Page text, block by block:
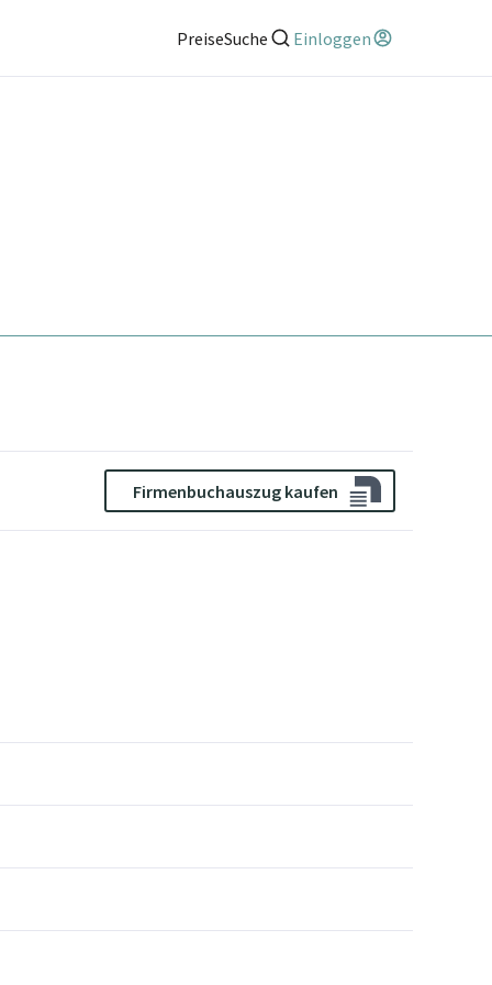
PreiseSuche Einloggen
Firmenbuchauszug kaufen